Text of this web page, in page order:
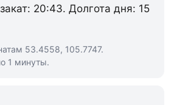
20:43. Долгота дня: 15
53.4558, 105.7747.
1 минуты.